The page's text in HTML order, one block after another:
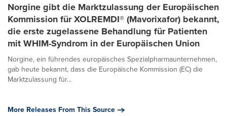
Norgine gibt die Marktzulassung der Europäischen
Kommission für XOLREMDI® (Mavorixafor) bekannt,
die erste zugelassene Behandlung für Patienten
mit WHIM-Syndrom in der Europäischen Union
Norgine, ein führendes europäisches Spezialpharmaunternehmen,
gab heute bekannt, dass die Europäische Kommission (EC) die
Marktzulassung für...
More Releases From This Source